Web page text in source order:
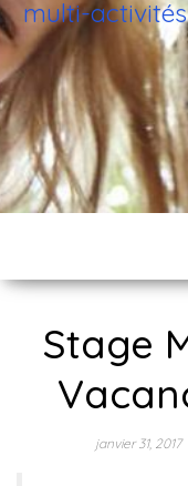
multi-
Stage
janvier 31, 2017